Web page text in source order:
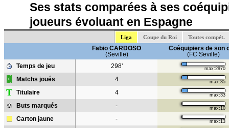
Ses stats comparées à ses
joueurs évoluant en Espagne
Liga Coupe du Roi Toutes compét.
Fabio CARDOSO
(Seville)
Coéquipiers de son
(FC Seville)
Temps de jeu
298' max:2970
Matchs joués 4 max:35
T Titulaire 4 max:33
Buts marqués - max:10
Carton jaune - max:13